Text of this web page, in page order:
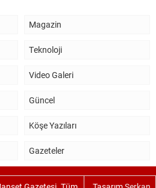
Magazin
Teknoloji
Video Galeri
Güncel
Köşe Yazıları
Gazeteler